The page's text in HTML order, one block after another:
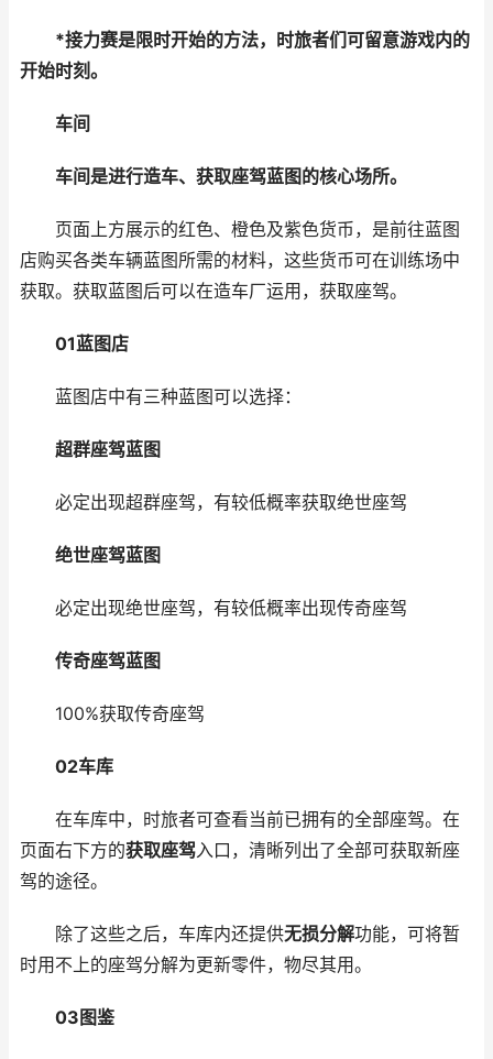
*接力赛是限时开始的方法，时旅者们可留意游戏内的
开始时刻。
车间
车间是进行造车、获取座驾蓝图的核心场所。
页面上方展示的红色、橙色及紫色货币，是前往蓝图
店购买各类车辆蓝图所需的材料，这些货币可在训练场中
获取。获取蓝图后可以在造车厂运用，获取座驾。
01蓝图店
蓝图店中有三种蓝图可以选择：
超群座驾蓝图
必定出现超群座驾，有较低概率获取绝世座驾
绝世座驾蓝图
必定出现绝世座驾，有较低概率出现传奇座驾
传奇座驾蓝图
100%获取传奇座驾
02车库
在车库中，时旅者可查看当前已拥有的全部座驾。在
页面右下方的获取座驾入口，清晰列出了全部可获取新座
驾的途径。
除了这些之后，车库内还提供无损分解功能，可将暂
时用不上的座驾分解为更新零件，物尽其用。
03 图鉴